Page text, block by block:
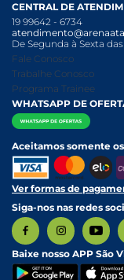
Ofertas
Folheto
Nossas Lojas
Nossa História
Relatório Transparência
Política de Trocas e
Política de Privacidade
Política Anticorrupção
Política de entrega e
Política de Pagamento
Código de conduta PDF
Canal de Denúncias
Canal de Denúncias da
CENTRAL DE
19 99642 - 6734
De Segunda à Sexta
Fale Conosco
Trabalhe Conosco
Programa Trainee
WHATSAPP DE
Aceitamos somente
Ver formas de
Siga-nos nas redes
Baixe nosso APP São